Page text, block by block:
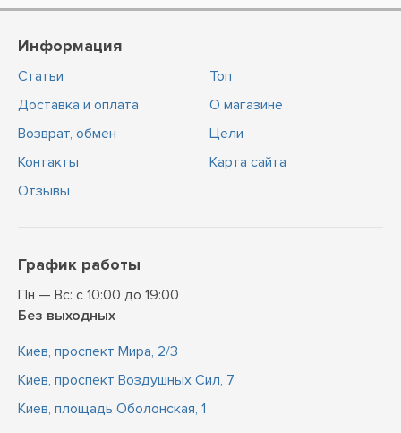
Информация
Статьи
Доставка и оплата
Возврат, обмен
Контакты
Отзывы
Топ
О магазине
Цели
Карта сайта
График работы
Пн — Вс: с 10:00 до 19:00
Без выходных
Киев, проспект Мира, 2/3
Киев, проспект Воздушных Сил, 7
Киев, площадь Оболонская, 1